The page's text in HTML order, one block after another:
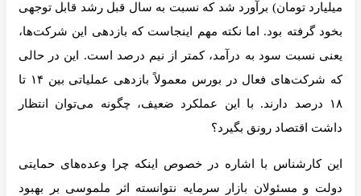
میلیارد تومان) برآورد شد که نسبت به سال قبل رشد قابل توجهی
بخود گرفته بود. اما نکته مهم اینجاست که بازدهی این شرکت‌ها،
یعنی نسبت سود به درآمد، کمتر از نیم درصد است. این در حالی
که شرکت‌های فعال در بورس معمولاً بازدهی عملیاتی بین ۱۴ تا
۱۸ درصد دارند. با این عملکرد ضعیف، چگونه می‌توان انتظار
داشت اقتصاد رونق بگیرد؟
این کارشناس با اشاره در خصوص اینکه چرا وعده‌های حمایتی
دولت و مسئولان بازار سرمایه نتوانسته اثر ملموسی بر بهبود